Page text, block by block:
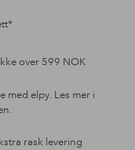
over 599 NOK
med elpy. Les mer i
rask levering